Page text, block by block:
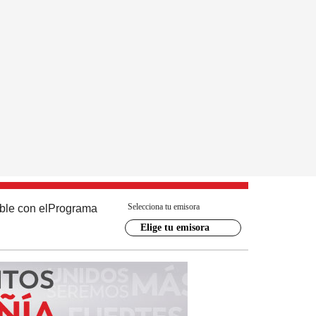
con el Programa Selecciona tu emisora
Elige tu emisora